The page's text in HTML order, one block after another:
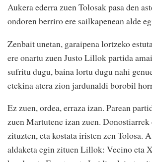
Aukera ederra zuen Tolosak pasa den
ondoren berriro ere sailkapenean alde
Zenbait unetan, garaipena lortzeko
ere onartu zuen Justo Lillok partida
sufritu dugu, baina lortu dugu nahi
etekina atera zion jardunaldi borobil
Ez zuen, ordea, erraza izan. Parean
zuen Martutene izan zuen.
zituzten, eta kostata iristen zen Tolosa.
aldaketa egin zituen Lillok: Vecino eta